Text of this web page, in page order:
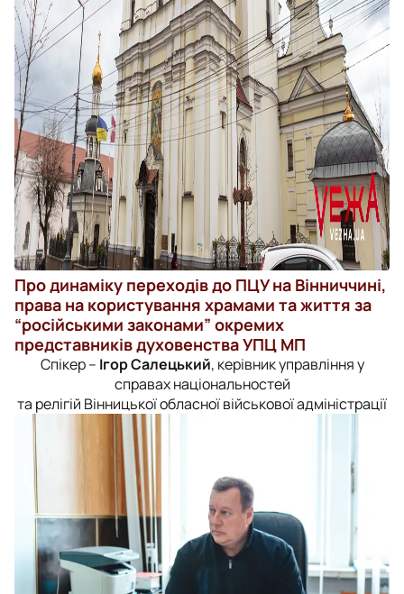
Про динаміку переходів до ПЦУ на Вінниччині,
права на користування храмами та життя за
“російськими законами” окремих
представників духовенства УПЦ МП
Спікер – Ігор Салецький, керівник управління у
справах національностей
та релігій Вінницької обласної військової адміністрації